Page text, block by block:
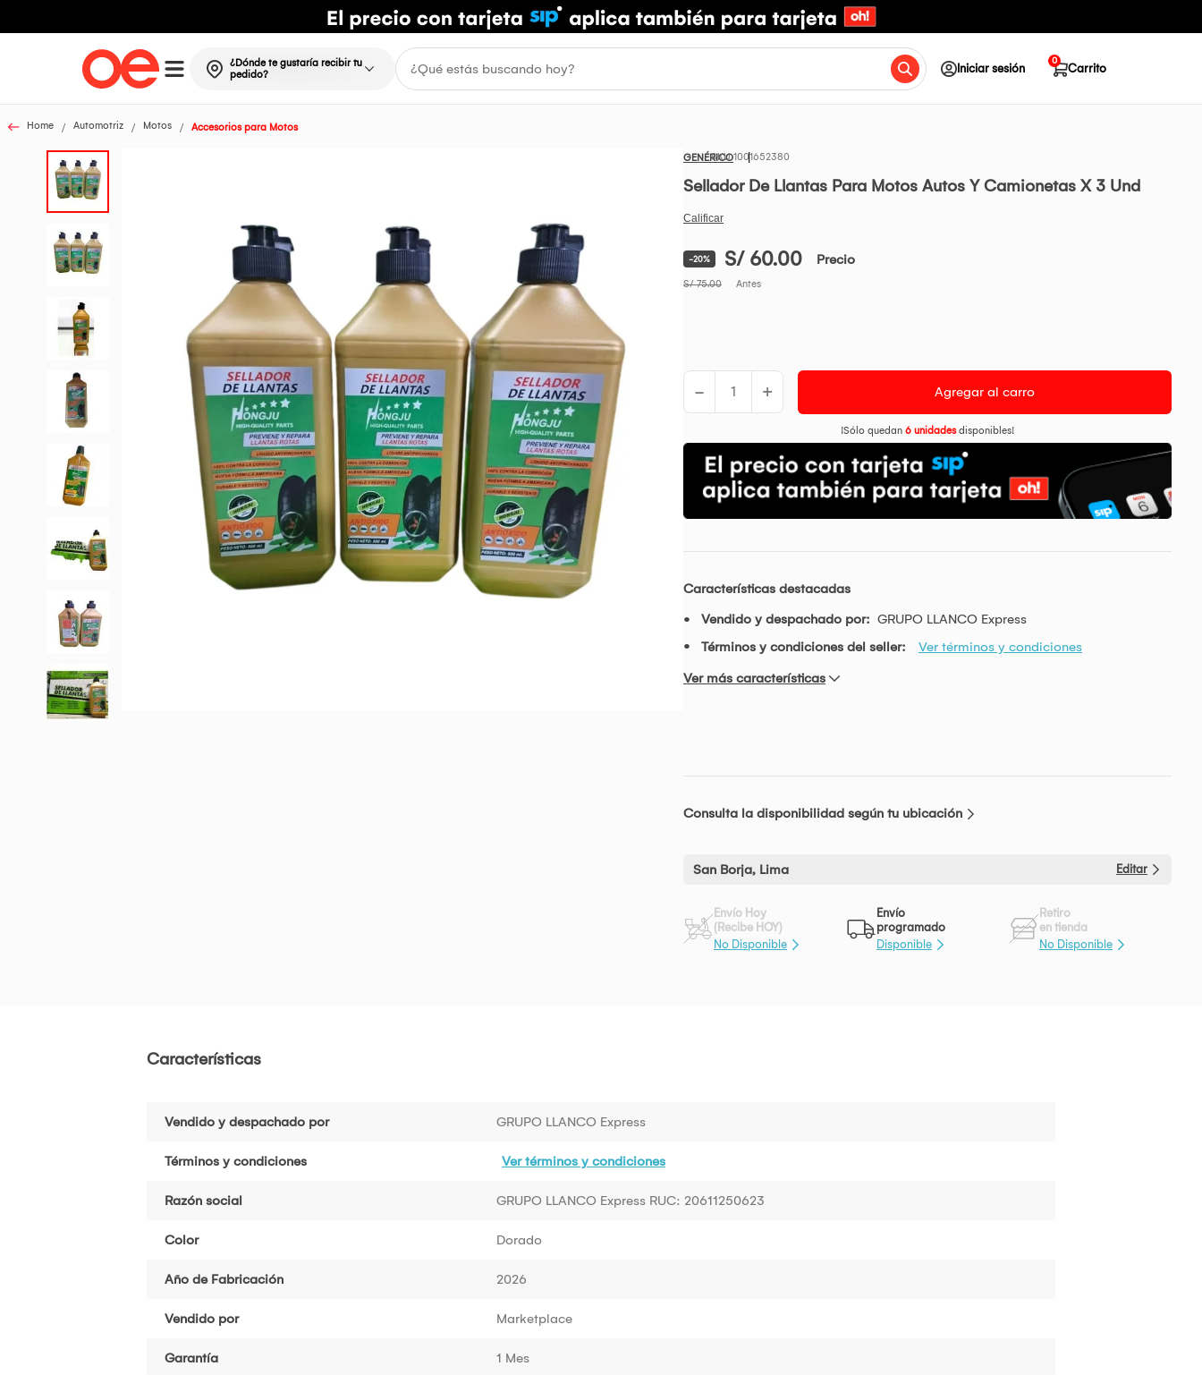
¿Dónde te gustaría recibir tu
pedido?
Iniciar sesión Carrito
0
Home Automotriz Motos Accesorios para Motos
GENÉRICO1001652380
Sellador De Llantas Para Motos Autos Y Camionetas X 3 Und
-20% S/ 60.00 Precio
S/ 75.00 Antes
- + Agregar al carro
¡Sólo quedan 6 unidadesdisponibles!
Características destacadas
Vendido y despachado por: GRUPO LLANCO Express
Términos y condiciones del seller:
Ver términos y condiciones
Ver más características
Consulta la disponibilidad según tu ubicación
San Borja, Lima Editar
Envío Hoy
(Recibe HOY)
No Disponible
Envío
programado
Disponible
Retiro
en tienda
No Disponible
Características
Vendido y despachado por GRUPO LLANCO Express
Términos y condiciones Ver términos y condiciones
Razón social GRUPO LLANCO Express RUC: 20611250623
Color Dorado
Año de Fabricación 2026
Vendido por Marketplace
Garantía 1 Mes